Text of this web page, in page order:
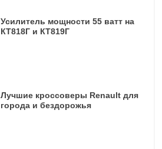
Усилитель мощности 55 ватт на
КТ818Г и КТ819Г
Лучшие кроссоверы Renault для
города и бездорожья